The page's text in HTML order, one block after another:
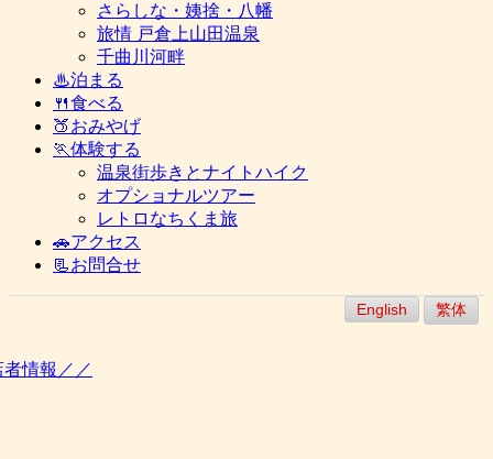
さらしな・姨捨・八幡
旅情 戸倉上山田温泉
千曲川河畔
♨泊まる
🍴食べる
🍑おみやげ
🏃体験する
温泉街歩きとナイトハイク
オプショナルツアー
レトロなちくま旅
🚗アクセス
📃お問合せ
English 繁体
情報／／